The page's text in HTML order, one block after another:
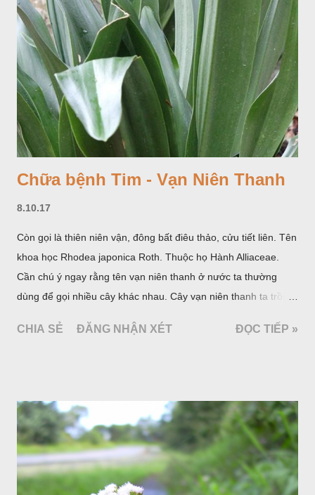
Chữa bệnh Tim - Vạn Niên Thanh
8.10.17
Còn gọi là thiên niên vận, đông bất điêu thảo, cửu tiết liên. Tên
khoa học Rhodea japonica Roth. Thuộc họ Hành Alliaceae.
Cần chú ý ngay rằng tên vạn niên thanh ở nước ta thường
dùng để gọi nhiều cây khác nhau. Cây vạn niên thanh ta trồng
Araceae. Còn cây vạn niên thanh giới thiệu ở đây thuộc họ
CHIA SẺ ĐĂNG NHẬN XÉT ĐỌC TIẾP »